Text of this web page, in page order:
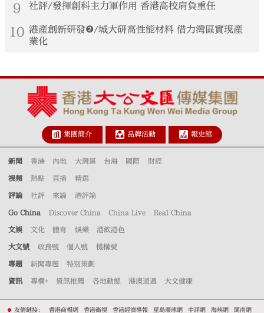
9 社評/發揮創科主力軍作用 香港高校肩負重任
10 港產創新研發❷/城大研高性能材料 借力灣區實現產
業化
集團簡介 品牌活動 報史館
新聞 香港 內地 大灣區 台海 國際 財經
視頻 熱點 直播 精選
評論 社評 來論 港評論
Go China Discover China China Live Real China
文娛 文化 體育 娛樂 港飲港色
大文號 政務號 個人號 機構號
專題 新聞專題 特別策劃
資訊 專欄+ 資訊推薦 各地動態 港澳速遞 大文健康
友情鏈接： 香港商報網 香港衛視 香港經濟導報 星島環球網 中評網 海峽網 閩南網